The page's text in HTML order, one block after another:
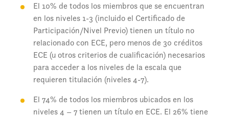
El 10% de todos los miembros que se encuentran
en los niveles 1-3 (incluido el Certificado de
Participación/Nivel Previo) tienen un título no
relacionado con ECE, pero menos de 30 créditos
ECE (u otros criterios de cualificación) necesarios
para acceder a los niveles de la escala que
requieren titulación (niveles 4-7).
El 74% de todos los miembros ubicados en los
niveles 4 – 7 tienen un título en ECE. El 26% tiene